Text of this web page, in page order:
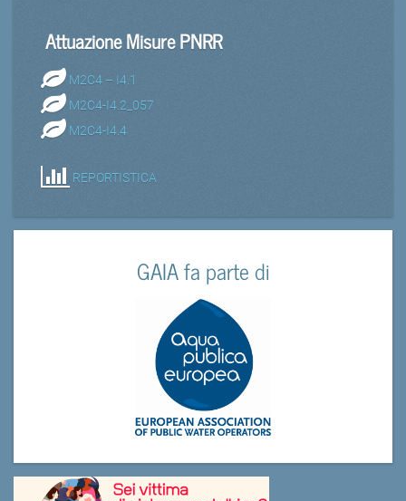
Attuazione Misure PNRR
M2C4 – I4.1
M2C4-I4.2_057
M2C4-I4.4
REPORTISTICA
GAIA fa parte di